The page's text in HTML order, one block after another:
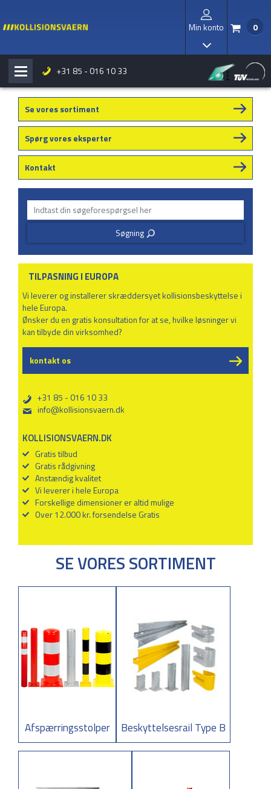
Min konto
I
/ 0
H b +31 85 - 016 10 33
Se vores sortiment
Spørg vores eksperter
Kontakt
Søgning 3
TILPASNING I EUROPA
Vi leverer og installerer skræddersyet kollisionsbeskyttelse i
hele Europa.
Ønsker du en gratis konsultation for at se, hvilke løsninger vi
kan tilbyde din virksomhed?
kontakt os
b +31 85 - 016 10 33
% info@kollisionsvaern.dk
KOLLISIONSVAERN.DK
Gratis tilbud
Gratis rådgivning
Anstændig kvalitet
Vi leverer i hele Europa
Forskellige dimensioner er altid mulige
Over 12.000 kr. forsendelse Gratis
SE VORES SORTIMENT
Afspærringsstolper Beskyttelsesrail Type B